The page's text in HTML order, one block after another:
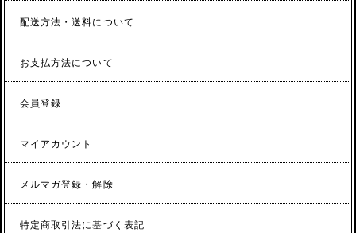
配送方法・送料について
お支払方法について
会員登録
マイアカウント
メルマガ登録・解除
特定商取引法に基づく表記